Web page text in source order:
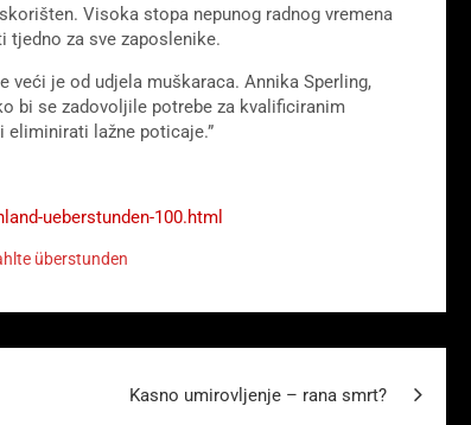
Visoka stopa nepunog radnog vremena
tjedno za sve zaposlenike.
veći je od udjela muškaraca. Annika Sperling,
bi se zadovoljile potrebe za kvalificiranim
lažne poticaje.”
ueberstunden-100.html
überstunden
Kasno umirovljenje – rana smrt?